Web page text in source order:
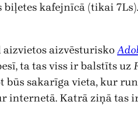
kafejnīcā (tikai
aizvietos aizvēsturisko
ta tas viss ir balstīts uz
būs sakarīga vieta, kur
Katrā ziņā tas